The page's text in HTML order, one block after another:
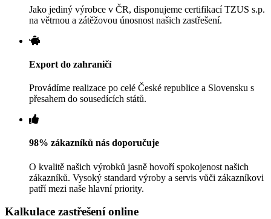
Jako jediný výrobce v ČR, disponujeme certifikací TZUS s.p.
na větrnou a zátěžovou únosnost našich zastřešení.
Export do zahraničí
Provádíme realizace po celé České republice a Slovensku s
přesahem do sousedících států.
98% zákazníků nás doporučuje
O kvalitě našich výrobků jasně hovoří spokojenost našich
zákazníků. Vysoký standard výroby a servis vůči zákazníkovi
patří mezi naše hlavní priority.
Kalkulace zastřešení online